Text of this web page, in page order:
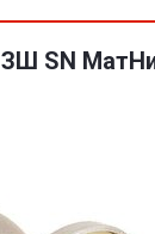
ЗШ SN